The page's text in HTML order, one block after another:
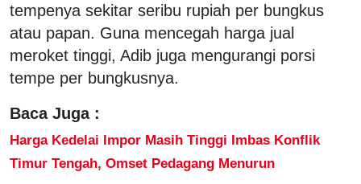
tempenya sekitar seribu rupiah per bungkus
atau papan. Guna mencegah harga jual
meroket tinggi, Adib juga mengurangi porsi
tempe per bungkusnya.
Baca Juga :
Harga Kedelai Impor Masih Tinggi Imbas Konflik
Timur Tengah, Omset Pedagang Menurun